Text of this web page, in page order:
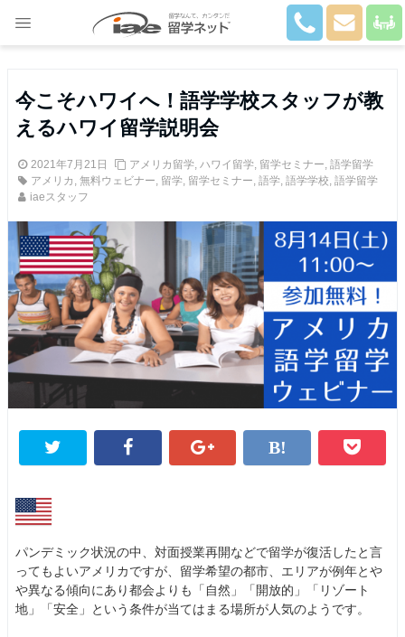
今こそハワイへ！語学学校スタッフが教
えるハワイ留学説明会
2021年7月21日 アメリカ留学, ハワイ留学, 留学セミナー, 語学留学
アメリカ , 無料ウェビナー, 留学, 留学セミナー, 語学, 語学学校, 語学留学
iaeスタッフ
パンデミック状況の中、対面授業再開などで留学が復活したと言
ってもよいアメリカですが、留学希望の都市、エリアが例年とや
や異なる傾向にあり都会よりも「自然」「開放的」「リゾート
地」「安全」という条件が当てはまる場所が人気のようです。